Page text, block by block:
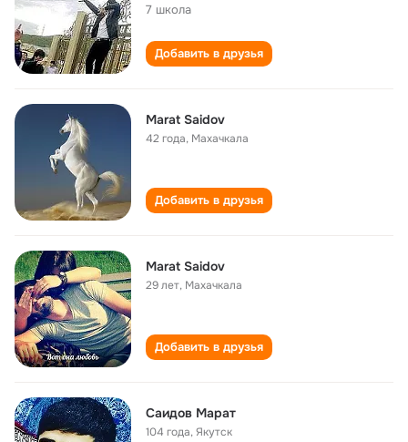
7 школа
Добавить в друзья
Marat Saidov
42 года, Махачкала
Добавить в друзья
Marat Saidov
29 лет, Махачкала
Добавить в друзья
Саидов Марат
104 года,Якутск